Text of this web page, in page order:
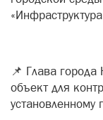
📌 Глава
объект для
установленному